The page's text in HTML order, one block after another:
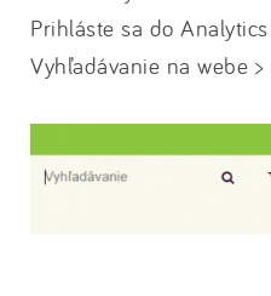
Prihláste sa do
Vyhľadávanie na webe